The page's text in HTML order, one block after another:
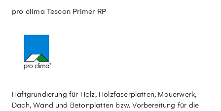
pro clima Tescon Primer RP
Haftgrundierung für Holz, Holzfaserplatten, Mauerwerk,
Dach, Wand und Betonplatten bzw. Vorbereitung für die